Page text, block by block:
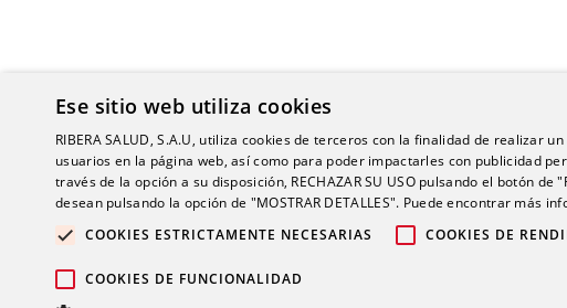
Ese sitio web utiliza cookies
RIBERA SALUD, S.A.U, utiliza cookies de terceros con la finalidad de realizar
usuarios en la página web, así como para poder impactarles con publicidad
través de la opción a su disposición, RECHAZAR SU USO pulsando el botón de
desean pulsando la opción de "MOSTRAR DETALLES". Puede encontrar más
COOKIES ESTRICTAMENTE NECESARIAS
COOKIES DE
COOKIES DE FUNCIONALIDAD